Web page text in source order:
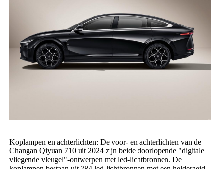
Koplampen en achterlichten: De voor- en achterlichten van de
Changan Qiyuan 710 uit 2024 zijn beide doorlopende "digitale
vliegende vleugel"-ontwerpen met led-lichtbronnen. De